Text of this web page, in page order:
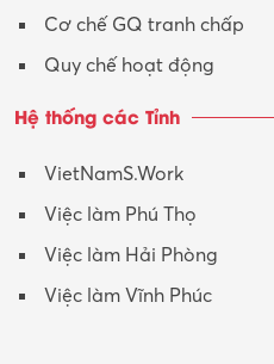
Y tế-Dược
Cơ chế GQ tranh chấp
Quy chế hoạt động
Hệ thống các Tỉnh
VietNamS.Work
Việc làm Phú Thọ
Việc làm Hải Phòng
Việc làm Vĩnh Phúc